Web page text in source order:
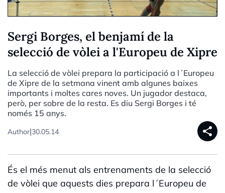
Sergi Borges, el benjamí de la
selecció de vòlei a l'Europeu de Xipre
La selecció de vòlei prepara la participació a l´Europeu
de Xipre de la setmana vinent amb algunes baixes
importants i moltes cares noves. Un jugador destaca,
però, per sobre de la resta. Es diu Sergi Borges i té
només 15 anys.
Author|30.05.14 share
És el més menut als entrenaments de la selecció
de vòlei que aquests dies prepara l´Europeu de